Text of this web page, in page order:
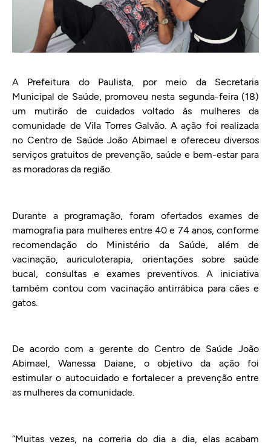
A Prefeitura do Paulista, por meio da Secretaria
Municipal de Saúde, promoveu nesta segunda-feira (18)
um mutirão de cuidados voltado às mulheres da
comunidade de Vila Torres Galvão. A ação foi realizada
no Centro de Saúde João Abimael e ofereceu diversos
serviços gratuitos de prevenção, saúde e bem-estar para
as moradoras da região.
Durante a programação, foram ofertados exames de
mamografia para mulheres entre 40 e 74 anos, conforme
recomendação do Ministério da Saúde, além de
vacinação, auriculoterapia, orientações sobre saúde
bucal, consultas e exames preventivos. A iniciativa
também contou com vacinação antirrábica para cães e
gatos.
De acordo com a gerente do Centro de Saúde João
Abimael, Wanessa Daiane, o objetivo da ação foi
estimular o autocuidado e fortalecer a prevenção entre
as mulheres da comunidade.
“Muitas vezes, na correria do dia a dia, elas acabam